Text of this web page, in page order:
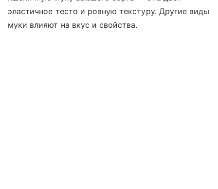
эластичное тесто и ровную текстуру. Другие виды
муки влияют на вкус и свойства.